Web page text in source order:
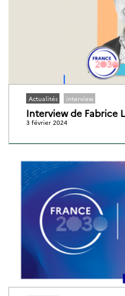
Actualités interview
Interview de Fabrice
3 février 2024